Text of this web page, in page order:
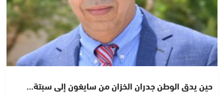
حين يدق الوطن جدران الخزان من سايغون إلى سبتة…